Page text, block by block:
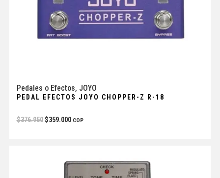
Pedales o Efectos, JOYO
PEDAL EFECTOS JOYO CHOPPER-Z R-18
$376.950 $359.000 COP